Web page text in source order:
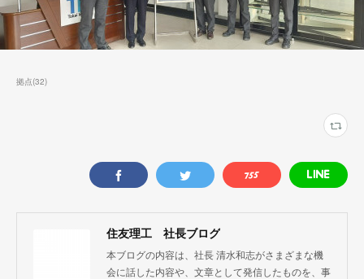
拠点(32)
住友理工 社長ブログ
本ブログの内容は、社長 清水和志がさまざまな機
会に話した内容や、文章として発信したものを、事